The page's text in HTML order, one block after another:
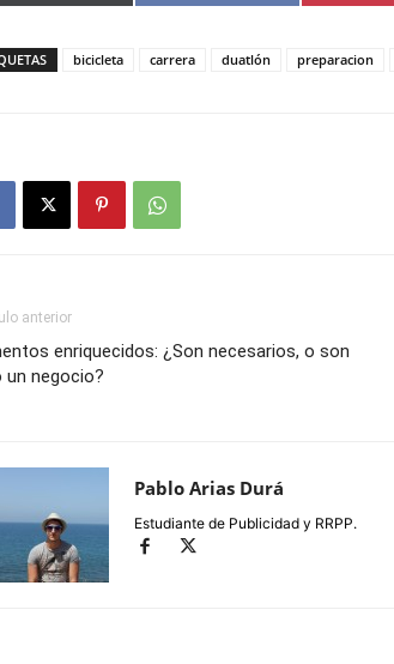
bicicleta carrera duatlón preparacion
anterior
enriquecidos: ¿Son necesarios, o son
un negocio?
Pablo Arias Durá
Estudiante de Publicidad y RRPP.